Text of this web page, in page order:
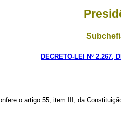
DECRETO-LEI Nº 2.267,
o artigo 55, item III, da